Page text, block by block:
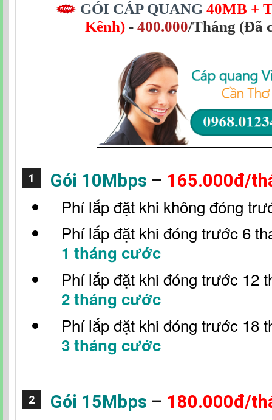
GÓI CÁP QUANG 40MB +
Kênh) - 400.000/Tháng (Đã
1 Gói 10Mbps – 165.000đ/
Phí lắp đặt khi không đóng
Phí lắp đặt khi đóng trước 6
1 tháng cước
Phí lắp đặt khi đóng trước 12
2 tháng cước
Phí lắp đặt khi đóng trước 18
3 tháng cước
2 Gói 15Mbps – 180.000đ/